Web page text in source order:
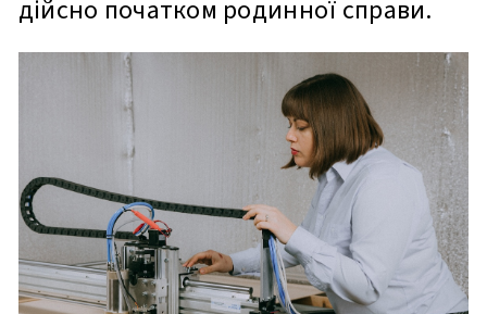
дійсно початком родинної справи.